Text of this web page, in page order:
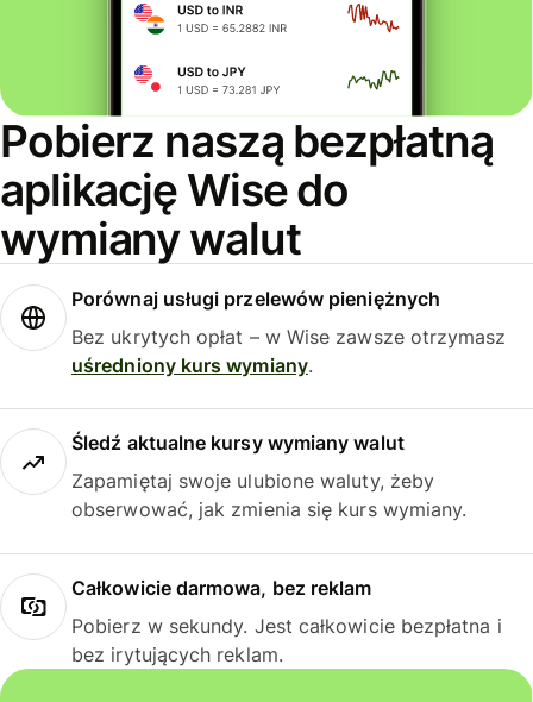
Pobierz naszą bezpłatną
aplikację Wise do
wymiany walut
Porównaj usługi przelewów pieniężnych
Bez ukrytych opłat – w Wise zawsze otrzymasz
uśredniony kurs wymiany.
Śledź aktualne kursy wymiany walut
Zapamiętaj swoje ulubione waluty, żeby
obserwować, jak zmienia się kurs wymiany.
Całkowicie darmowa, bez reklam
Pobierz w sekundy. Jest całkowicie bezpłatna i
bez irytujących reklam.